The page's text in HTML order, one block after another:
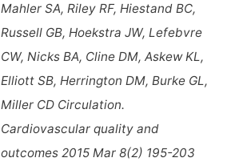
Mahler SA, Riley RF, Hiestand BC,
Russell GB, Hoekstra JW, Lefebvre
CW, Nicks BA, Cline DM, Askew KL,
Elliott SB, Herrington DM, Burke GL,
Miller CD Circulation.
Cardiovascular quality and
outcomes 2015 Mar 8(2) 195-203